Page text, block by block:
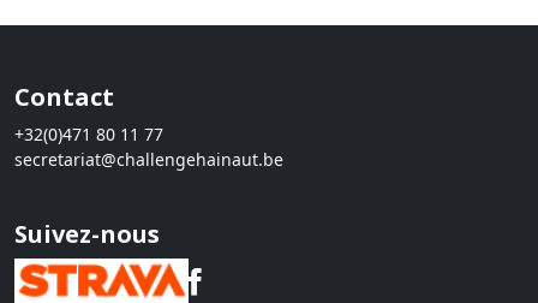
Contact
+32(0)471 80 11 77
secretariat@challengehainaut.be
Suivez-nous